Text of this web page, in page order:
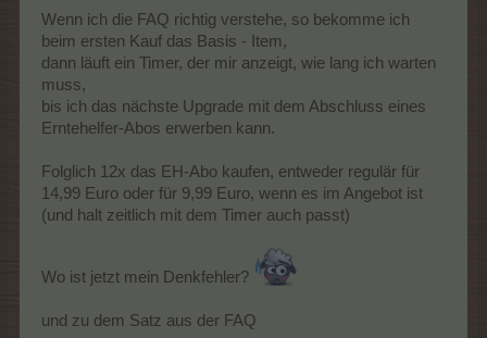
Wenn ich die FAQ richtig verstehe, so bekomme ich
beim ersten Kauf das Basis - Item,
dann läuft ein Timer, der mir anzeigt, wie lang ich warten
muss,
bis ich das nächste Upgrade mit dem Abschluss eines
Erntehelfer-Abos erwerben kann.
Folglich 12x das EH-Abo kaufen, entweder regulär für
14,99 Euro oder für 9,99 Euro, wenn es im Angebot ist
(und halt zeitlich mit dem Timer auch passt)
Wo ist jetzt mein Denkfehler?
und zu dem Satz aus der FAQ